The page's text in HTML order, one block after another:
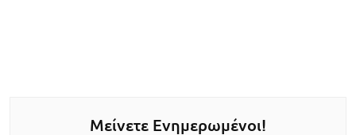
Μείνετε Ενημερωμένοι!